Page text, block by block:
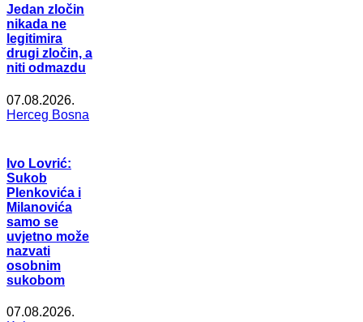
Jedan zločin
nikada ne
legitimira
drugi zločin, a
niti odmazdu
07.08.2026.
Herceg Bosna
Ivo Lovrić:
Sukob
Plenkovića i
Milanovića
samo se
uvjetno može
nazvati
osobnim
sukobom
07.08.2026.